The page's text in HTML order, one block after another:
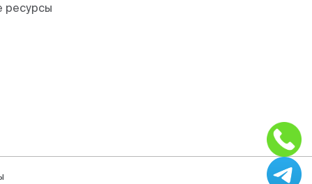
ресурсы